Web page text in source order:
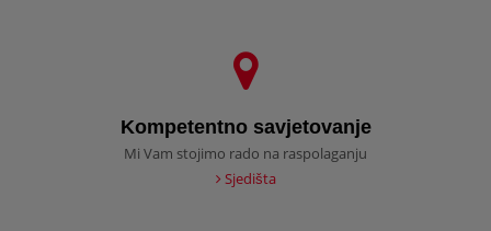
Kompetentno savjetovanje
Mi Vam stojimo rado na raspolaganju
Sjedišta